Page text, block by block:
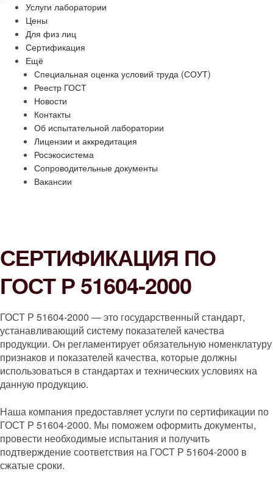
Услуги лаборатории
Цены
Для физ лиц
Сертификация
Ещё
Специальная оценка условий труда (СОУТ)
Реестр ГОСТ
Новости
Контакты
Об испытательной лаборатории
Лицензии и аккредитация
Росэкосистема
Сопроводительные документы
Вакансии
СЕРТИФИКАЦИЯ ПО
ГОСТ Р 51604-2000
ГОСТ Р 51604-2000 — это государственный стандарт,
устанавливающий систему показателей качества
продукции. Он регламентирует обязательную номенклатуру
признаков и показателей качества, которые должны
использоваться в стандартах и технических условиях на
данную продукцию.
Наша компания предоставляет услуги по сертификации по
ГОСТ Р 51604-2000. Мы поможем оформить документы,
провести необходимые испытания и получить
подтверждение соответствия на ГОСТ Р 51604-2000 в
сжатые сроки.